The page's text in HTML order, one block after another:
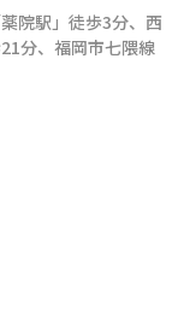
薬院駅 」 徒歩3分、 西
分、 福岡市七隈線